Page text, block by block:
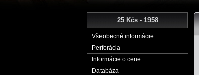
25 Kčs - 1958
Všeobecné informácie
Perforácia
Informácie o cene
Databáza